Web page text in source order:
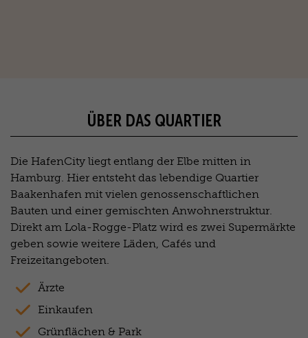
ÜBER DAS QUARTIER
Die HafenCity liegt entlang der Elbe mitten in
Hamburg. Hier entsteht das lebendige Quartier
Baakenhafen mit vielen genossenschaftlichen
Bauten und einer gemischten Anwohnerstruktur.
Direkt am Lola-Rogge-Platz wird es zwei Supermärkte
geben sowie weitere Läden, Cafés und
Freizeitangeboten.
Ärzte
Einkaufen
Grünflächen & Park